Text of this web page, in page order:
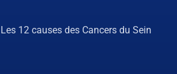
Les 12 causes des Cancers du Sein